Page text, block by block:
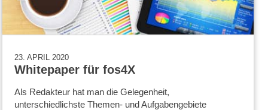
23. APRIL 2020
Whitepaper für fos4X
Als Redakteur hat man die Gelegenheit,
unterschiedlichste Themen- und Aufgabengebiete